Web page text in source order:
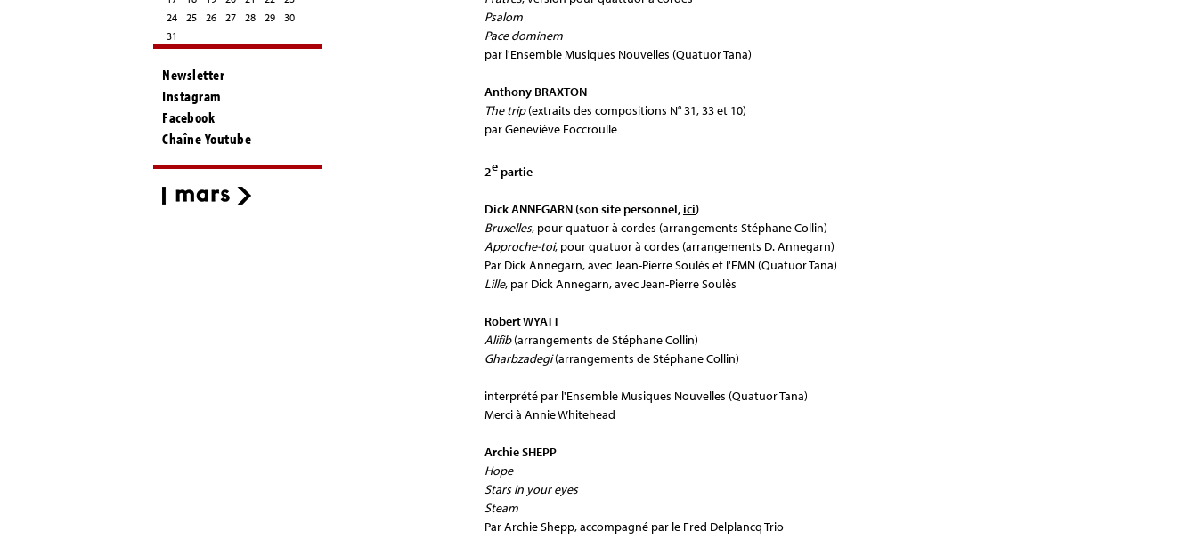
24
25 26 27 28 29
30
31
Newsletter
Instagram
Facebook
Chaîne Youtube
Psalom
Pace dominem
par l'Ensemble Musiques Nouvelles (Quatuor Tana)
Anthony BRAXTON
The trip(extraits des compositions N° 31, 33 et 10)
par Geneviève Foccroulle
2epartie
Dick ANNEGARN (son site personnel, ici)
Bruxelles, pour quatuor à cordes (arrangements Stéphane Collin)
Approche-toi, pour quatuor à cordes (arrangements D. Annegarn)
Par Dick Annegarn, avec Jean-Pierre Soulès et l'EMN (Quatuor Tana)
Lille, par Dick Annegarn, avec Jean-Pierre Soulès
Robert WYATT
Alifib (arrangements de Stéphane Collin)
Gharbzadegi(arrangements de Stéphane Collin)
interprété par l'Ensemble Musiques Nouvelles (Quatuor Tana)
Merci à Annie Whitehead
Archie SHEPP
Hope
Stars in your eyes
Steam
Par Archie Shepp, accompagné par le Fred Delplancq Trio